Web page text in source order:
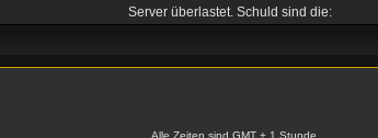
Server überlastet. Schuld sind die:
Alle Zeiten sind GMT + 1 Stunde